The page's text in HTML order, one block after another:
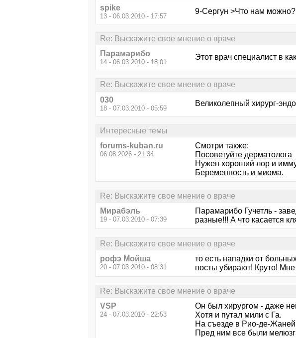
spike
13 - 06.03.2010 - 17:57
9-Сергун >Что нам
Re: Выскажите свое мнение о враче
Парамарибо
14 - 06.03.2010 - 18:01
Этот врач специалист в
Re: Выскажите свое мнение о враче
030
18 - 07.03.2010 - 05:59
Великолепный хирург-
Интересные темы
forums-kuban.ru
06.08.2026 - 21:34
Смотри также:
Посоветуйте дерматолога
Нужен хороший лор и
Беременность и миома.
Re: Выскажите свое мнение о враче
Мирабэль
19 - 07.03.2010 - 07:39
Парамарибо Гучетль -
разные!!! А что касается
Re: Выскажите свое мнение о враче
рофэ Мойша
20 - 07.03.2010 - 08:31
то есть нападки от
посты убирают! Круто!
Re: Выскажите свое мнение о враче
VSP
24 - 07.03.2010 - 22:53
Он был хирургом - даже
Хотя и путал мили с Га.
На съезде в Рио-де-
Пред ним все были